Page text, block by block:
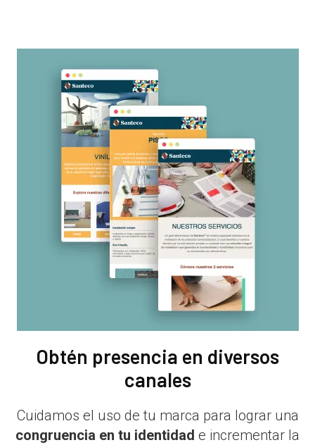
Obtén presencia en diversos
canales
Cuidamos el uso de tu marca para lograr una
congruencia en tu identidad e incrementar la